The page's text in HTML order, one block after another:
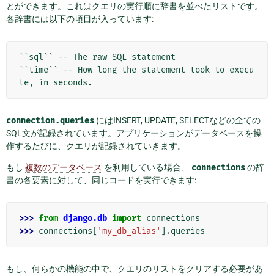
とができます。これはクエリの実行順に辞書を並べたリストです。
各辞書には以下の項目が入っています:
``sql`` -- The raw SQL statement
``time`` -- How long the statement took to execu
connection.queries にはINSERT, UPDATE, SELECTなどの全ての
SQL文が記録されています。アプリケーションがデータベースを操
作するたびに、クエリが記録されていきます。
もし 複数のデータベース を利用している場合、 connectionsの辞
書の各要素に対して、同じコードを実行できます:
>>> from django.db import connections
>>> connections 'my_db_alias' .queries
もし、何らかの機能の中で、クエリのリストをクリアする必要があ